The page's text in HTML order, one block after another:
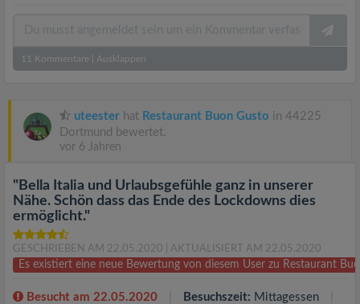
11 Kommentare Ausklappen
uteester hat Restaurant Buon Gusto in 44225
Dortmund bewertet.
vor 6 Jahren
"Bella Italia und Urlaubsgefühle ganz in unserer
Nähe. Schön dass das Ende des Lockdowns dies
ermöglicht."
GESCHRIEBEN AM 22.05.2020 | AKTUALISIERT AM 22.05.2020
Es existiert eine neue Bewertung von diesem User zu Restaurant
Besucht am 22.05.2020 Besuchszeit: Mittagessen